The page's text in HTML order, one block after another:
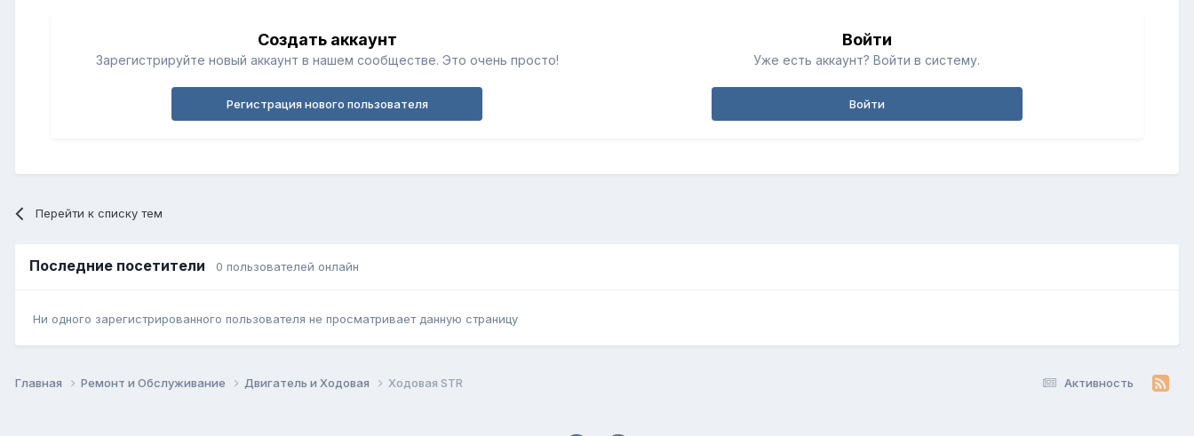
Создать аккаунт
Зарегистрируйте новый аккаунт в нашем сообществе. Это очень просто!
Регистрация нового пользователя
Войти
Уже есть аккаунт? Войти в систему.
Войти
Перейти к списку тем
Последние посетители 0 пользователей онлайн
Ни одного зарегистрированного пользователя не просматривает данную страницу
Активность
Главная Ремонт и Обслуживание Двигатель и Ходовая Ходовая STR